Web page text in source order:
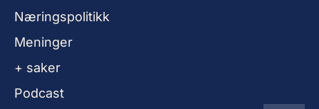
Næringspolitikk
Meninger
+ saker
Podcast